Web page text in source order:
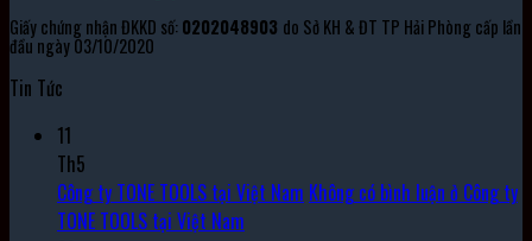
Giấy chứng nhận ĐKKD số:0202048903 do Sở KH & ĐT TP Hải Phòng cấp lần
đầu ngày 03/10/2020
Tin Tức
11
Th5
Công ty TONE TOOLS tại Việt Nam Không có bình luận ở Công ty
TONE TOOLS tại Việt Nam